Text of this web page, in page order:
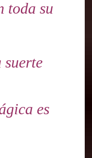
toda su
suerte
es